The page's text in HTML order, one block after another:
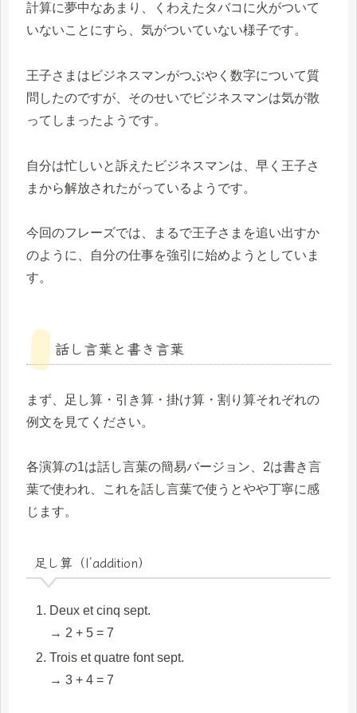
計算に夢中なあまり、くわえたタバコに火がついて
いないことにすら、気がついていない様子です。
王子さまはビジネスマンがつぶやく数字について質
問したのですが、そのせいでビジネスマンは気が散
ってしまったようです。
自分は忙しいと訴えたビジネスマンは、早く王子さ
まから解放されたがっているようです。
今回のフレーズでは、まるで王子さまを追い出すか
のように、自分の仕事を強引に始めようとしていま
す。
話し言葉と書き言葉
まず、足し算・引き算・掛け算・割り算それぞれの
例文を見てください。
各演算の1は話し言葉の簡易バージョン、2は書き言
葉で使われ、これを話し言葉で使うとやや丁寧に感
じます。
足し算（l’addition）
Deux et cinq sept.
→ 2 + 5 = 7
Trois et quatre font sept.
→ 3 + 4 = 7